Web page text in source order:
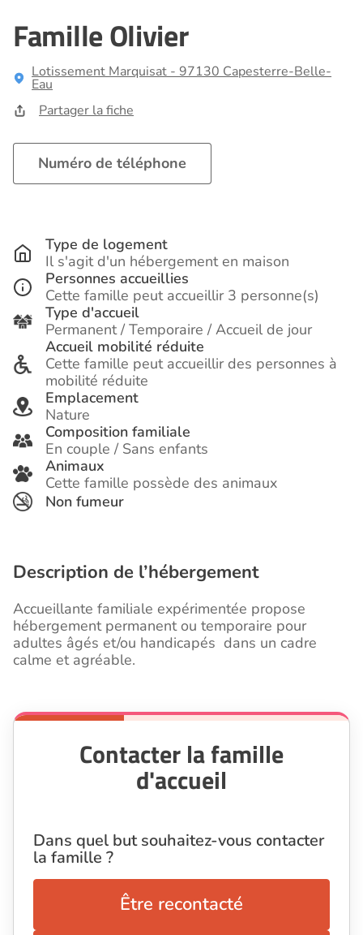
Famille Olivier
Lotissement Marquisat - 97130 Capesterre-Belle-
Eau
Partager la fiche
Numéro de téléphone
Type de logement
Il s'agit d'un hébergement en maison
Personnes accueillies
Cette famille peut accueillir 3 personne(s)
Type d'accueil
Permanent / Temporaire / Accueil de jour
Accueil mobilité réduite
Cette famille peut accueillir des personnes à
mobilité réduite
Emplacement
Nature
Composition familiale
En couple / Sans enfants
Animaux
Cette famille possède des animaux
Non fumeur
Description de l’hébergement
Accueillante familiale expérimentée propose
hébergement permanent ou temporaire pour
adultes âgés et/ou handicapés dans un cadre
calme et agréable.
Contacter la famille
d'accueil
Dans quel but souhaitez-vous contacter
la famille ?
Être recontacté